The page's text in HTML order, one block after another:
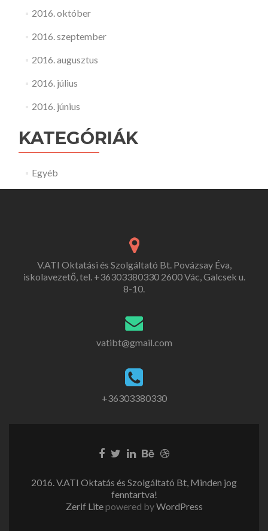
2016. október
2016. szeptember
2016. augusztus
2016. július
2016. június
KATEGÓRIÁK
Egyéb
V.ATI Oktatási és Szolgáltató Bt. Povázsay Éva,
iskolavezető, tel. +36303380330 2600 Vác, Galcsek u.
8-10.
vatibt@gmail.com
+36303380330
2016. V.ATI Oktatás és Szolgáltató Bt, Minden jog
fenntartva!
Zerif Litepowered byWordPress